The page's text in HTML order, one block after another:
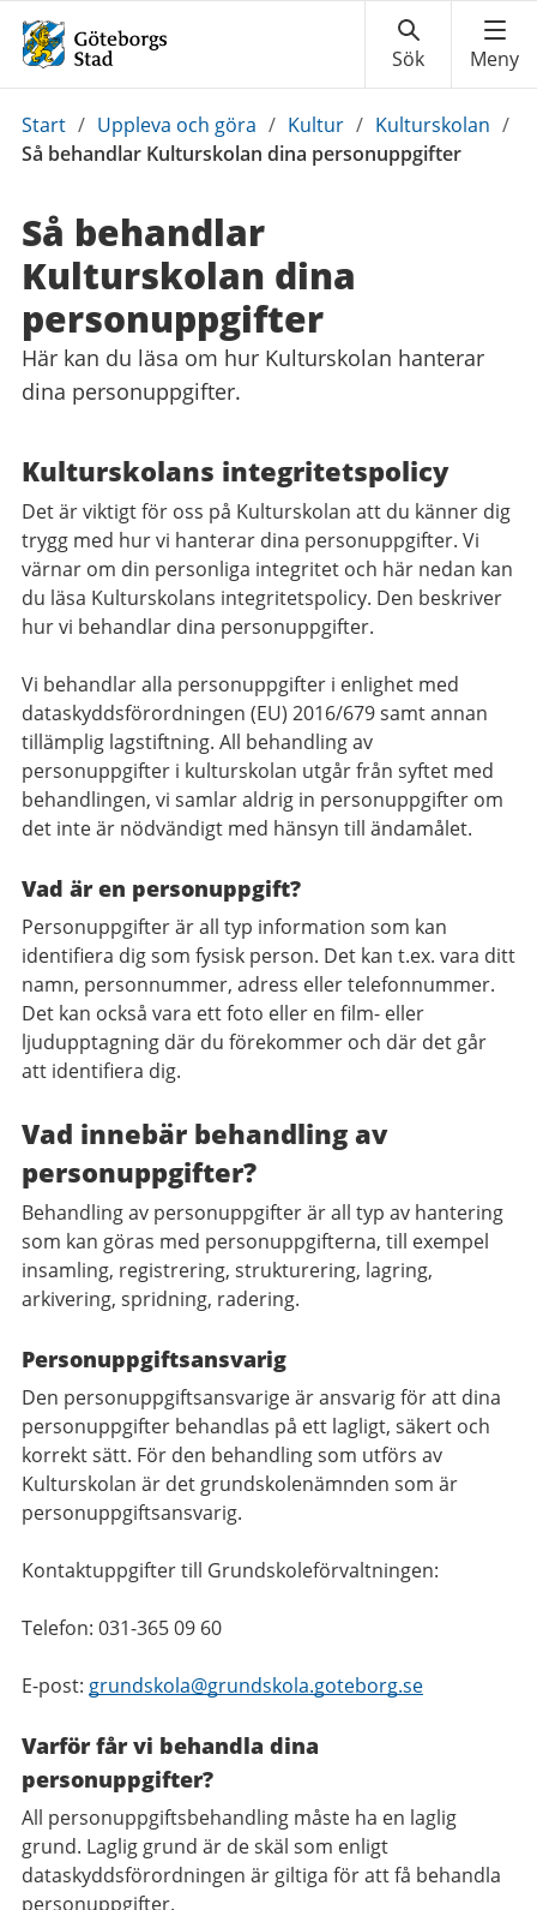
Du
är
Start / Uppleva och göra / Kultur / Kulturskolan /
Så behandlar Kulturskolan dina personuppgifter
Så behandlar
Kulturskolan dina
personuppgifter
Här kan du läsa om hur Kulturskolan hanterar
dina personuppgifter.
Kulturskolans integritetspolicy
Det är viktigt för oss på Kulturskolan att du känner dig
trygg med hur vi hanterar dina personuppgifter. Vi
värnar om din personliga integritet och här nedan kan
du läsa Kulturskolans integritetspolicy. Den beskriver
hur vi behandlar dina personuppgifter.
Vi behandlar alla personuppgifter i enlighet med
dataskyddsförordningen (EU) 2016/679 samt annan
tillämplig lagstiftning. All behandling av
personuppgifter i kulturskolan utgår från syftet med
behandlingen, vi samlar aldrig in personuppgifter om
det inte är nödvändigt med hänsyn till ändamålet.
Vad är en personuppgift?
Personuppgifter är all typ information som kan
identifiera dig som fysisk person. Det kan t.ex. vara ditt
namn, personnummer, adress eller telefonnummer.
Det kan också vara ett foto eller en film- eller
ljudupptagning där du förekommer och där det går
att identifiera dig.
Vad innebär behandling av
personuppgifter?
Behandling av personuppgifter är all typ av hantering
som kan göras med personuppgifterna, till exempel
insamling, registrering, strukturering, lagring,
arkivering, spridning, radering.
Personuppgiftsansvarig
Den personuppgiftsansvarige är ansvarig för att dina
personuppgifter behandlas på ett lagligt, säkert och
korrekt sätt. För den behandling som utförs av
Kulturskolan är det grundskolenämnden som är
personuppgiftsansvarig.
Kontaktuppgifter till Grundskoleförvaltningen:
Telefon: 031-365 09 60
E-post: grundskola@grundskola.goteborg.se
Varför får vi behandla dina
personuppgifter?
All personuppgiftsbehandling måste ha en laglig
grund. Laglig grund är de skäl som enligt
dataskyddsförordningen är giltiga för att få behandla
personuppgifter.